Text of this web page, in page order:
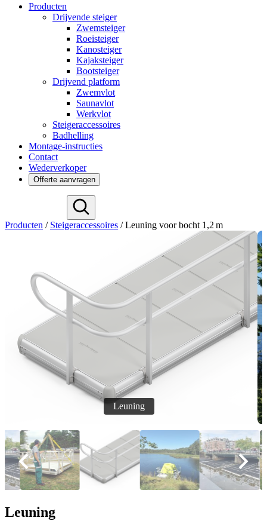
Producten
Drijvende steiger
Zwemsteiger
Roeisteiger
Kanosteiger
Kajaksteiger
Bootsteiger
Drijvend platform
Zwemvlot
Saunavlot
Werkvlot
Steigeraccessoires
Badhelling
Montage-instructies
Contact
Wederverkoper
Offerte aanvragen
Deutsch
Producten / Steigeraccessoires /Leuning voor bocht 1,2 m
Leuning